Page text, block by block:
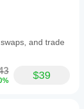
and trade
$39